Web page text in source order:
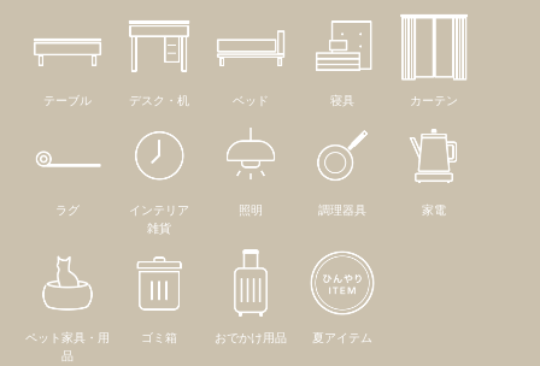
テーブル デスク・机 ベッド 寝具 カーテン
ラグ
インテリア
雑貨
照明 調理器具 家電
ペット家具・用
品
ゴミ箱 おでかけ用品 夏アイテム